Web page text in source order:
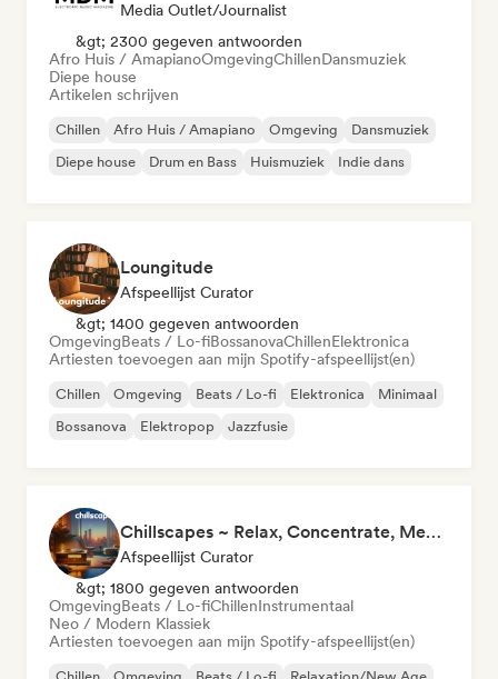
Media Outlet/Journalist
&gt; 2300 gegeven antwoorden
Afro Huis / AmapianoOmgevingChillenDansmuziek
Diepe house
Artikelen schrijven
Chillen Afro Huis / Amapiano Omgeving
Dansmuziek
Diepe house
Drum en Bass Huismuziek Indie dans
Loungitude
Afspeellijst Curator
&gt; 1400 gegeven antwoorden
OmgevingBeats / Lo-fiBossanovaChillenElektronica
Artiesten toevoegen aan mijn Spotify-afspeellijst(en)
Chillen Omgeving Beats / Lo-fi Elektronica
Minimaal
Bossanova
Elektropop Jazzfusie
Chillscapes ~ Relax, Concentrate, Meditate, Sleep, Dream
Afspeellijst Curator
&gt; 1800 gegeven antwoorden
OmgevingBeats / Lo-fiChillenInstrumentaal
Neo / Modern Klassiek
Artiesten toevoegen aan mijn Spotify-afspeellijst(en)